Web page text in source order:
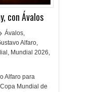
con Ávalos
Ávalos,
Alfaro,
, Mundial 2026,
Alfaro para
Mundial de